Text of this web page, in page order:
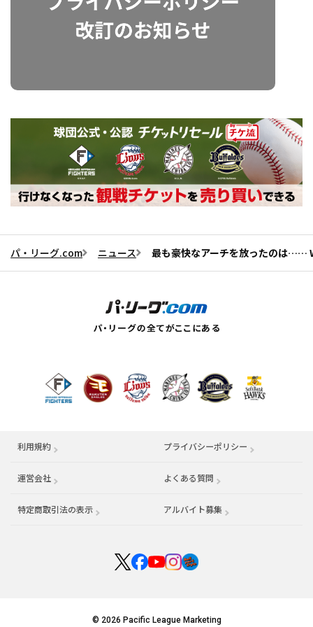
パ・リーグ.com ニュース 最も豪快なアーチを放ったのは……
利用規約 プライバシーポリシー
運営会社 （別ウィンドウで開く） よくある質問
特定商取引法の表示 アルバイト募集 （別ウィンドウで開く
© 2026 Pacific League Marketing